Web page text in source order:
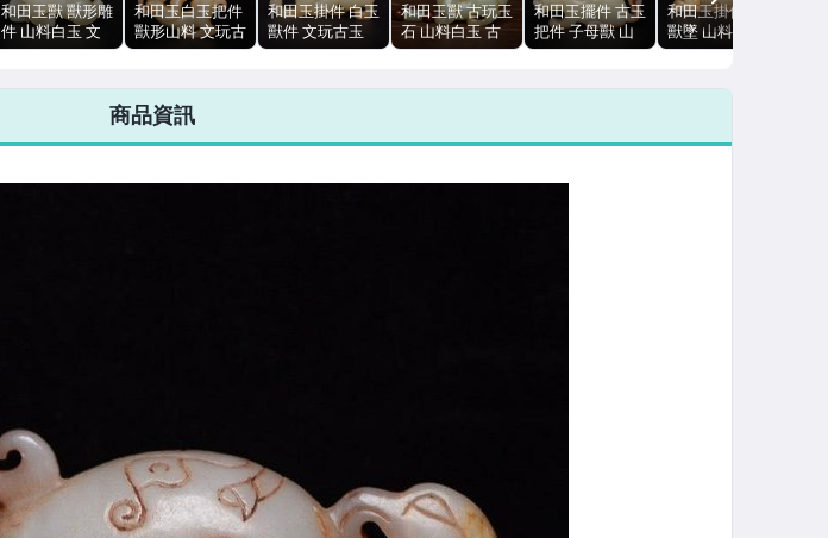
和田玉獸 獸形雕
件 山料白玉 文
玩古玉 玉石 51g
和田玉白玉把件
獸形山料 文玩古
玉 63g
和田玉掛件 白玉
獸件 文玩古玉
山料老玉 7.2cm
和田玉獸 古玩玉
石 山料白玉 古
玉 44g 包漿
和田玉擺件 古玉
把件 子母獸 山
料白玉 7.6cm
和田玉掛件 古玉
獸墜 山料白玉
文玩玉石 7.6cm
商品資訊